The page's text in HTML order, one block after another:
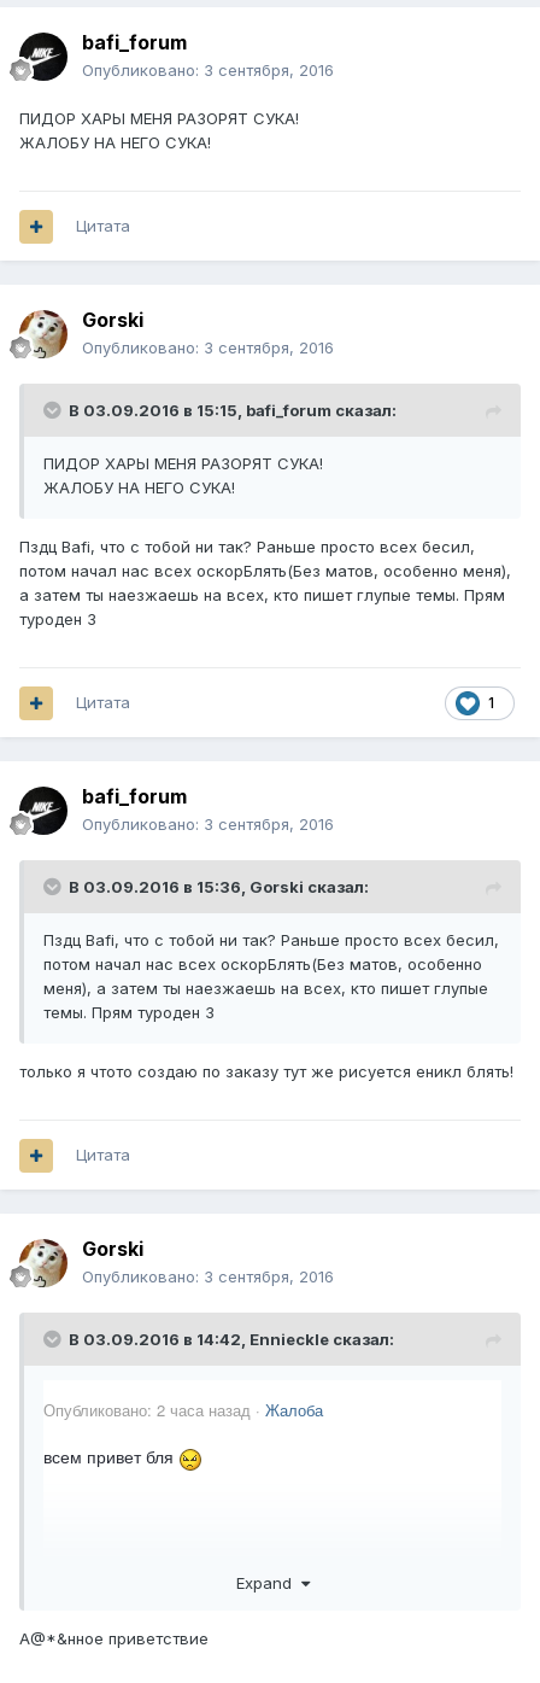
bafi_forum
Опубликовано: 3 сентября, 2016
ПИДОР ХАРЫ МЕНЯ РАЗОРЯТ СУКА!
ЖАЛОБУ НА НЕГО СУКА!
Цитата
Gorski
Опубликовано: 3 сентября, 2016
В 03.09.2016 в 15:15, bafi_forum сказал:
ПИДОР ХАРЫ МЕНЯ РАЗОРЯТ СУКА!
ЖАЛОБУ НА НЕГО СУКА!
Пздц Bafi, что с тобой ни так? Раньше просто всех бесил,
потом начал нас всех оскорБлять(Без матов, особенно меня),
а затем ты наезжаешь на всех, кто пишет глупые темы. Прям
туроден 3
1
Цитата
bafi_forum
Опубликовано: 3 сентября, 2016
В 03.09.2016 в 15:36, Gorski сказал:
Пздц Bafi, что с тобой ни так? Раньше просто всех бесил,
потом начал нас всех оскорБлять(Без матов, особенно
меня), а затем ты наезжаешь на всех, кто пишет глупые
темы. Прям туроден 3
только я чтото создаю по заказу тут же рисуется еникл блять!
Цитата
Gorski
Опубликовано: 3 сентября, 2016
В 03.09.2016 в 14:42, Ennieckle сказал:
Опубликовано: 2 часа назад · Жалоба
всем привет бля
Expand
А@*&нное приветствие